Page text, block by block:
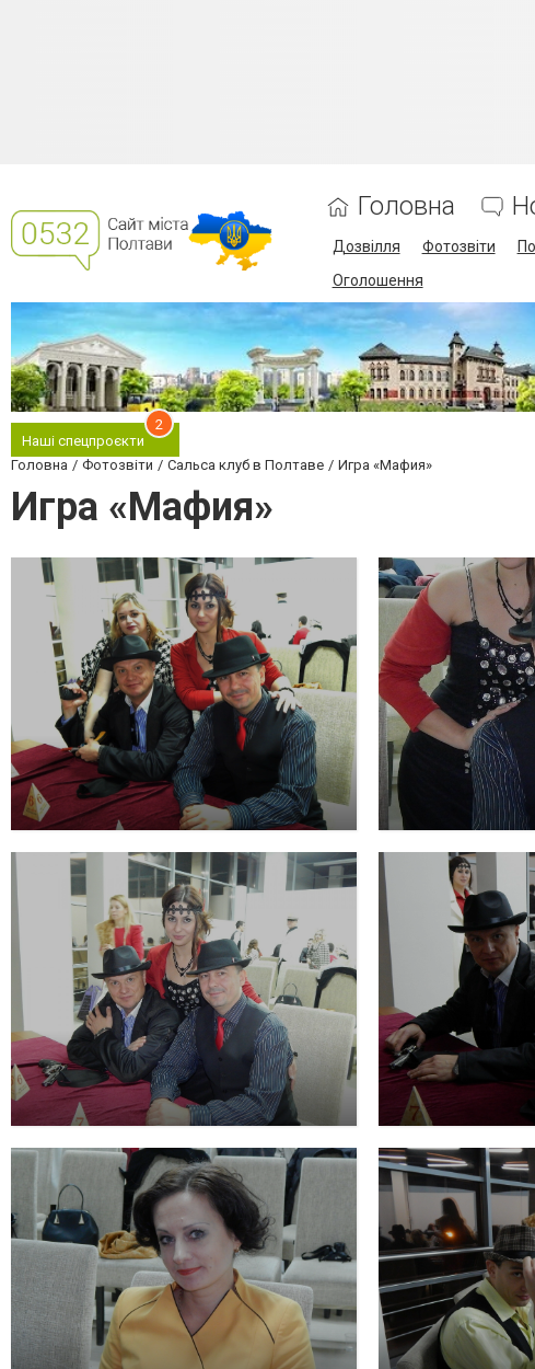
Головна
Дозвілля Фотозвіти
Оголошення
Наші спецпроєкти
2
Головна Фотозвіти Сальса клуб в Полтаве Игра «Мафия»
Игра «Мафия»